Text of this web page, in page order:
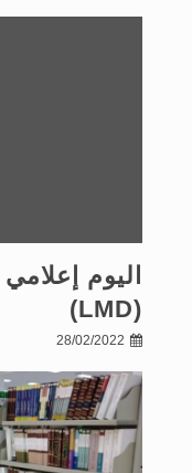
اليوم
(LMD)
28/02/2022